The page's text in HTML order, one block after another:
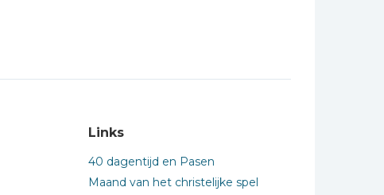
Links
40 dagentijd en Pasen
Maand van het christelijke spel